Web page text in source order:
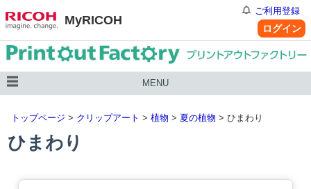
MyRICOH
ご利用登録
ログイン
MENU
トップページ > クリップアート > 植物 > 夏の植物 > ひまわり
ひまわり